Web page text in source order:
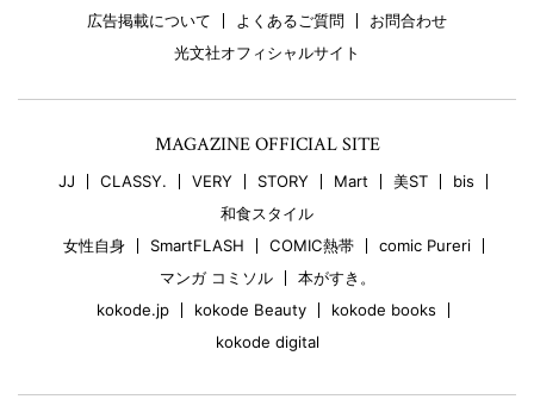
広告掲載について
よくあるご質問
お問合わせ
光文社オフィシャルサイト
MAGAZINE OFFICIAL SITE
JJ CLASSY. VERY STORY Mart 美ST
bis
和食スタイル
女性自身
SmartFLASH COMIC熱帯
comic Pureri
マンガ コミソル
本がすき。
kokode.jp
kokode Beauty
kokode books
kokode digital